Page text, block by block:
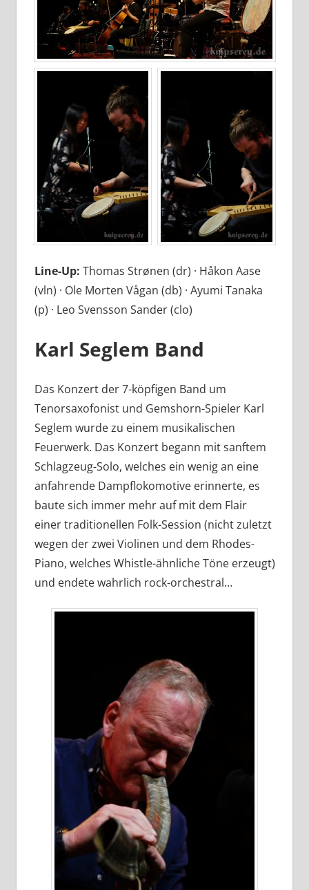
Line-Up: Thomas Strønen (dr) · Håkon Aase
(vln) · Ole Morten Vågan (db) · Ayumi Tanaka
(p) · Leo Svensson Sander (clo)
Karl Seglem Band
Das Konzert der 7-köpfigen Band um
Tenorsaxofonist und Gemshorn-Spieler Karl
Seglem wurde zu einem musikalischen
Feuerwerk. Das Konzert begann mit sanftem
Schlagzeug-Solo, welches ein wenig an eine
anfahrende Dampflokomotive erinnerte, es
baute sich immer mehr auf mit dem Flair
einer traditionellen Folk-Session (nicht zuletzt
wegen der zwei Violinen und dem Rhodes-
Piano, welches Whistle-ähnliche Töne erzeugt)
und endete wahrlich rock-orchestral…